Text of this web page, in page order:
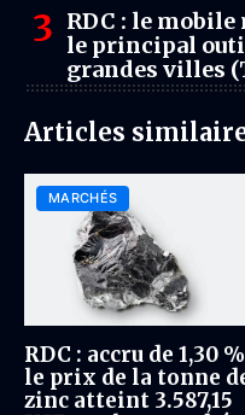
RDC : le
le principal
grandes villes
Articles
MARCHÉS
RDC : accru de 1,30
le prix de la tonne
zinc atteint 3.587,15